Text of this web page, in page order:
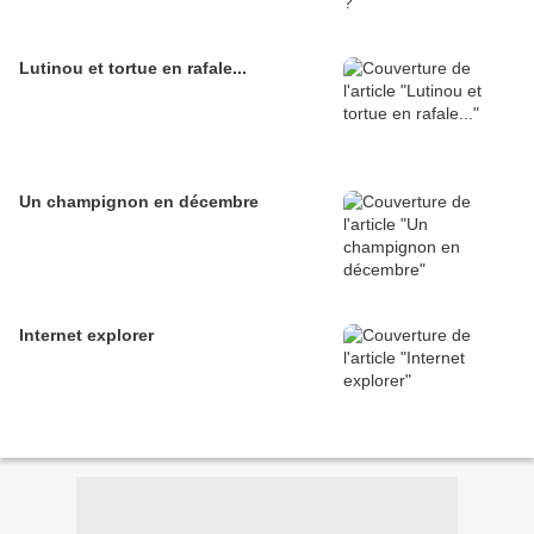
Lutinou et tortue en rafale...
Un champignon en décembre
Internet explorer